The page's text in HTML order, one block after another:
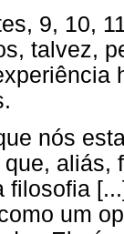
9, 10,
talvez,
nós
aliás,
filosofia
um